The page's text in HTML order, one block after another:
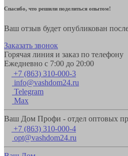
Спасибо, что решили поделиться опытом!
Ваш отзыв будет опубликован
Заказать звонок
Горячая линия и заказ по телефону
Ежедневно с 7:00 до 20:00
+7 (863) 310-000-3
info@vashdom24.ru
Telegram
Max
Ваш Дом Профи - отдел оптовых
+7 (863) 310-000-4
opt@vashdom24.ru